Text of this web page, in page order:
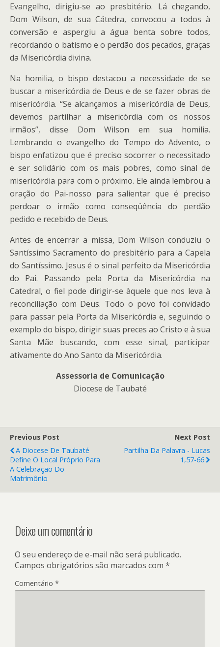
Evangelho, dirigiu-se ao presbitério. Lá chegando,
Dom Wilson, de sua Cátedra, convocou a todos à
conversão e aspergiu a água benta sobre todos,
recordando o batismo e o perdão dos pecados, graças
da Misericórdia divina.
Na homilia, o bispo destacou a necessidade de se
buscar a misericórdia de Deus e de se fazer obras de
misericórdia. “Se alcançamos a misericórdia de Deus,
devemos partilhar a misericórdia com os nossos
irmãos”, disse Dom Wilson em sua homilia.
Lembrando o evangelho do Tempo do Advento, o
bispo enfatizou que é preciso socorrer o necessitado
e ser solidário com os mais pobres, como sinal de
misericórdia para com o próximo. Ele ainda lembrou a
oração do Pai-nosso para salientar que é preciso
perdoar o irmão como conseqüência do perdão
pedido e recebido de Deus.
Antes de encerrar a missa, Dom Wilson conduziu o
Santíssimo Sacramento do presbitério para a Capela
do Santíssimo. Jesus é o sinal perfeito da Misericórdia
do Pai. Passando pela Porta da Misericórdia na
Catedral, o fiel pode dirigir-se àquele que nos leva à
reconciliação com Deus. Todo o povo foi convidado
para passar pela Porta da Misericórdia e, seguindo o
exemplo do bispo, dirigir suas preces ao Cristo e à sua
Santa Mãe buscando, com esse sinal, participar
ativamente do Ano Santo da Misericórdia.
Assessoria de Comunicação
Diocese de Taubaté
Previous Post
A Diocese De Taubaté
Define O Local Próprio Para
A Celebração Do
Matrimônio
Next Post
Partilha Da Palavra - Lucas
1,57-66
Deixe um comentário
O seu endereço de e-mail não será publicado.
Campos obrigatórios são marcados com *
Comentário *